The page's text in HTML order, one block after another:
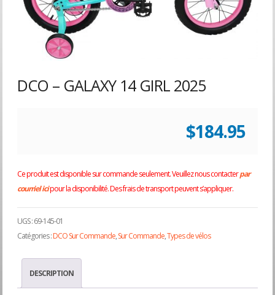
DCO – GALAXY 14 GIRL 2025
$184.95
Ce produit est disponible sur commande seulement. Veuillez nous contacterpar
courriel icipour la disponibilité. Des frais de transport peuvent s’appliquer.
UGS :69-145-01
Catégories :DCO Sur Commande,Sur Commande,Types de vélos
DESCRIPTION